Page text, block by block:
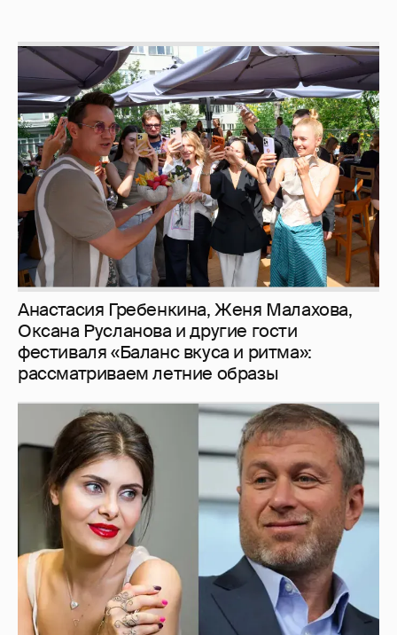
Анастасия Гребенкина, Женя Малахова,
Оксана Русланова и другие гости
фестиваля «Баланс вкуса и ритма»:
рассматриваем летние образы